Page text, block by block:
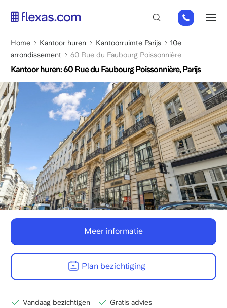
inhoud
gaan
01
82
88
89
80
Kruimelpad
Home Kantoor huren Kantoorruimte Parijs
10e
arrondissement
60 Rue du Faubourg Poissonnière
Kantoor huren: 60 Rue du Faubourg Poissonnière, Parijs
Meer informatie
Plan bezichtiging
Vandaag bezichtigen
Gratis advies